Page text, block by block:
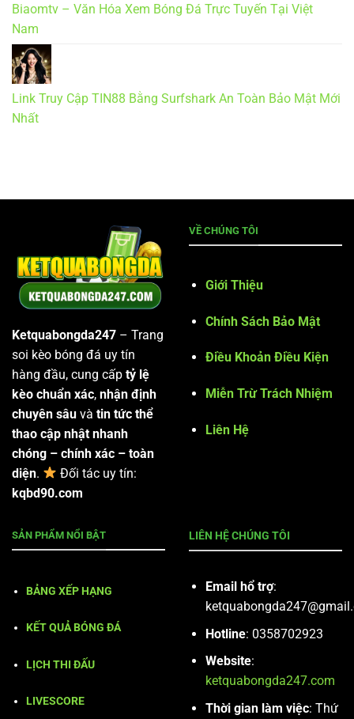
Biaomtv – Văn Hóa Xem Bóng Đá Trực Tuyến Tại Việt
Nam
Link Truy Cập TIN88 Bằng Surfshark An Toàn Bảo Mật Mới
Nhất
Ketquabongda247 – Trang
soi kèo bóng đá uy tín
hàng đầu, cung cấp tỷ lệ
kèo chuẩn xác, nhận định
chuyên sâu và tin tức thể
thao cập nhật nhanh
chóng – chính xác – toàn
diện.
Đối tác uy tín:
kqbd90.com
VỀ CHÚNG TÔI
Giới Thiệu
Chính Sách Bảo Mật
Điều Khoản Điều Kiện
Miễn Trừ Trách Nhiệm
Liên Hệ
SẢN PHẨM NỔI BẬT
BẢNG XẾP HẠNG
KẾT QUẢ BÓNG ĐÁ
LỊCH THI ĐẤU
LIVESCORE
LIÊN HỆ CHÚNG TÔI
Email hổ trợ:
Hotline: 0358702923
Website:
ketquabongda247.com
Thời gian làm việc: Thứ